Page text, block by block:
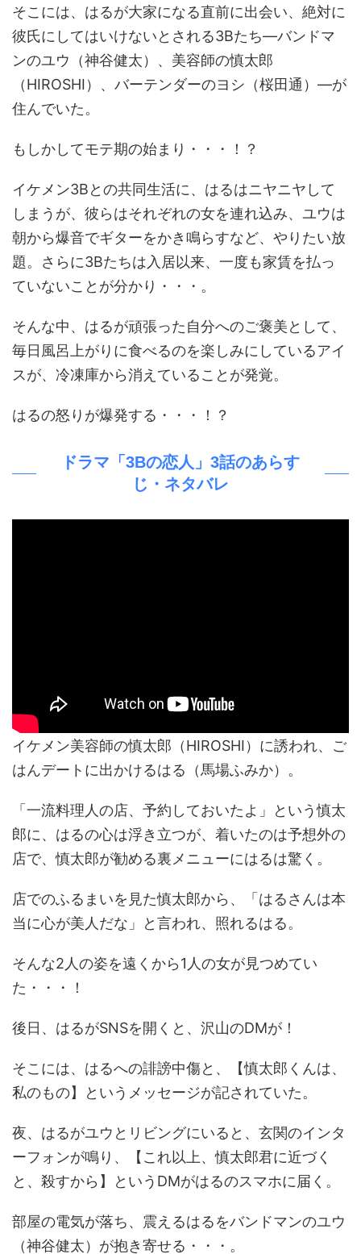
そこには、はるが大家になる直前に出会い、絶対に
彼氏にしてはいけないとされる3Bたち―バンドマ
ンのユウ（神谷健太）、美容師の慎太郎
（HIROSHI）、バーテンダーのヨシ（桜田通）―が
住んでいた。
もしかしてモテ期の始まり・・・！？
イケメン3Bとの共同生活に、はるはニヤニヤして
しまうが、彼らはそれぞれの女を連れ込み、ユウは
朝から爆音でギターをかき鳴らすなど、やりたい放
題。さらに3Bたちは入居以来、一度も家賃を払っ
ていないことが分かり・・・。
そんな中、はるが頑張った自分へのご褒美として、
毎日風呂上がりに食べるのを楽しみにしているアイ
スが、冷凍庫から消えていることが発覚。
はるの怒りが爆発する・・・！？
ドラマ「3Bの恋人」3話のあらす
じ・ネタバレ
イケメン美容師の慎太郎（HIROSHI）に誘われ、ご
はんデートに出かけるはる（馬場ふみか）。
「一流料理人の店、予約しておいたよ」という慎太
郎に、はるの心は浮き立つが、着いたのは予想外の
店で、慎太郎が勧める裏メニューにはるは驚く。
店でのふるまいを見た慎太郎から、「はるさんは本
当に心が美人だな」と言われ、照れるはる。
そんな2人の姿を遠くから1人の女が見つめてい
た・・・！
後日、はるがSNSを開くと、沢山のDMが！
そこには、はるへの誹謗中傷と、【慎太郎くんは、
私のもの】というメッセージが記されていた。
夜、はるがユウとリビングにいると、玄関のインタ
ーフォンが鳴り、【これ以上、慎太郎君に近づく
と、殺すから】というDMがはるのスマホに届く。
部屋の電気が落ち、震えるはるをバンドマンのユウ
（神谷健太）が抱き寄せる・・・。